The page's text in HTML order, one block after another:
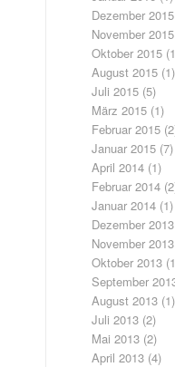
Dezember 2015
November 2015
Oktober 2015
August 2015 (1)
Juli 2015 (5)
März 2015 (1)
Februar 2015
Januar 2015 (7)
April 2014 (1)
Februar 2014
Januar 2014 (1)
Dezember 2013
November 2013
Oktober 2013
September
August 2013 (1)
Juli 2013 (2)
Mai 2013 (2)
April 2013 (4)